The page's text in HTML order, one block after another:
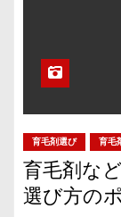
育毛剤選び 育毛
育毛剤な
選び方の